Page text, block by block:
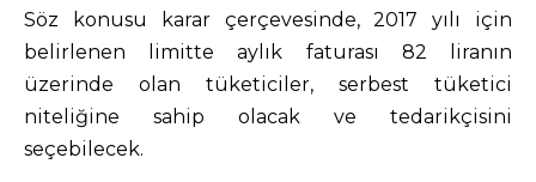
Söz konusu karar çerçevesinde, 2017 yılı için
belirlenen limitte aylık faturası 82 liranın
üzerinde olan tüketiciler, serbest tüketici
niteliğine sahip olacak ve tedarikçisini
seçebilecek.